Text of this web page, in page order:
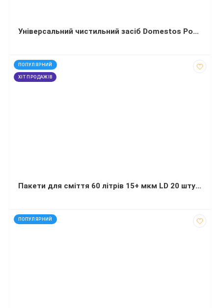
Універсальний чистильний засіб Domestos Рожевий шторм 1 літр
ПОПУЛЯРНИЙ
ХІТ ПРОДАЖІВ
код: 20741
Пакети для сміття 60 літрів 15+ мкм LD 20 штук міцні чорні
ПОПУЛЯРНИЙ
код: 1223